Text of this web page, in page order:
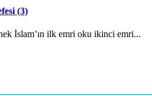
(3)
İslam’ın ilk emri oku ikinci emri...